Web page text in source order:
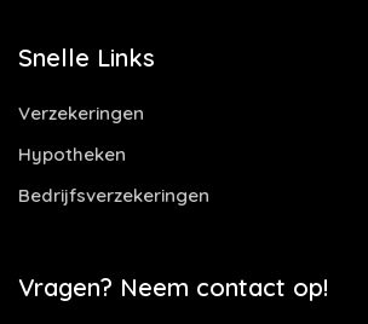
Snelle Links
Verzekeringen
Hypotheken
Bedrijfsverzekeringen
Vragen? Neem contact op!